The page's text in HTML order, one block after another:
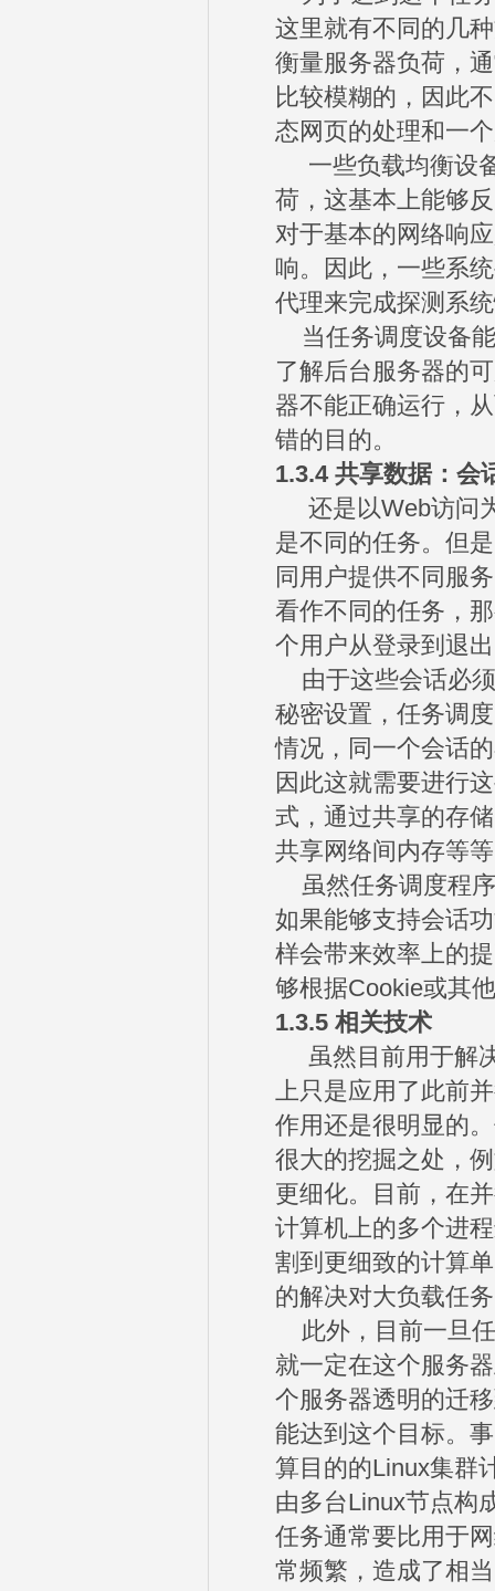
这里就有不同的几
衡量服务器负荷，
比较模糊的，因此
态网页的处理和一
一些负载均衡设
荷，这基本上能够
对于基本的网络响
响。因此，一些系
代理来完成探测系
当任务调度设备
了解后台服务器的
器不能正确运行，
错的目的。
1.3.4 共享数据：会
还是以Web访问
是不同的任务。但
同用户提供不同服
看作不同的任务，
个用户从登录到退
由于这些会话必
秘密设置，任务调
情况，同一个会话
因此这就需要进行
式，通过共享的存
共享网络间内存等
虽然任务调度程
如果能够支持会话
样会带来效率上的
够根据Cookie或其
1.3.5 相关技术
虽然目前用于解
上只是应用了此前
作用还是很明显的
很大的挖掘之处，
更细化。目前，在
计算机上的多个进
割到更细致的计算
的解决对大负载任
此外，目前一旦
就一定在这个服务
个服务器透明的迁
能达到这个目标。
算目的的Linux集群
由多台Linux节点构
任务通常要比用于
常频繁，造成了相